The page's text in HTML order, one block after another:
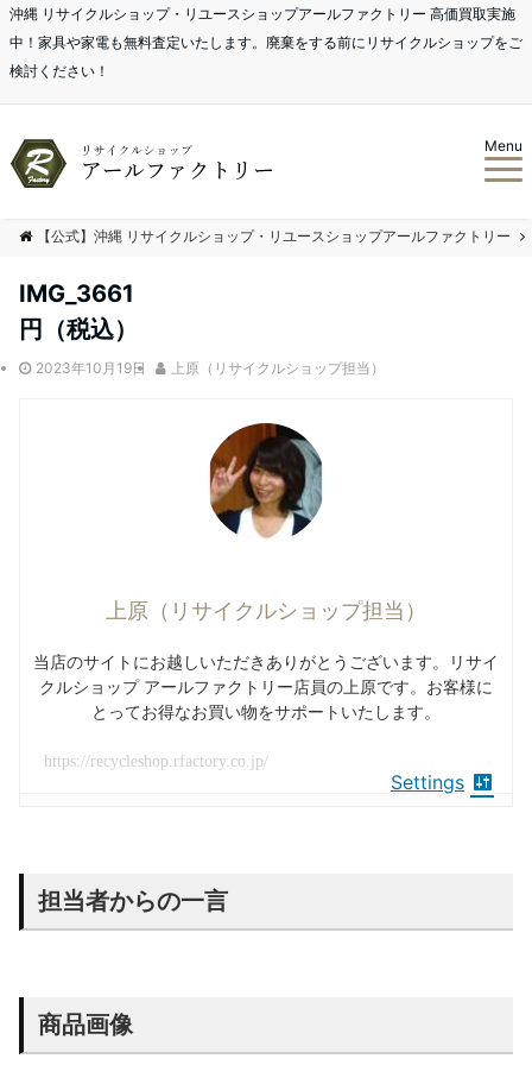
沖縄 リサイクルショップ・リユースショップアールファクトリー 高価買取実施
中！家具や家電も無料査定いたします。廃棄をする前にリサイクルショップをご
検討ください！
Menu
【公式】沖縄 リサイクルショップ・リユースショップアールファクトリー
IMG_3661
円（税込）
2023年10月19日 上原（リサイクルショップ担当）
上原（リサイクルショップ担当）
当店のサイトにお越しいただきありがとうございます。リサイ
クルショップ アールファクトリー店員の上原です。お客様に
とってお得なお買い物をサポートいたします。
https://recycleshop.rfactory.co.jp/
Settings
担当者からの一言
商品画像